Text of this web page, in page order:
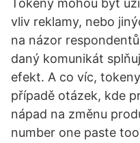
Tokeny mohou být
vliv reklamy, nebo
na názor
daný komunikát
efekt. A co víc,
případě otázek, kde
nápad na změnu
number one paste